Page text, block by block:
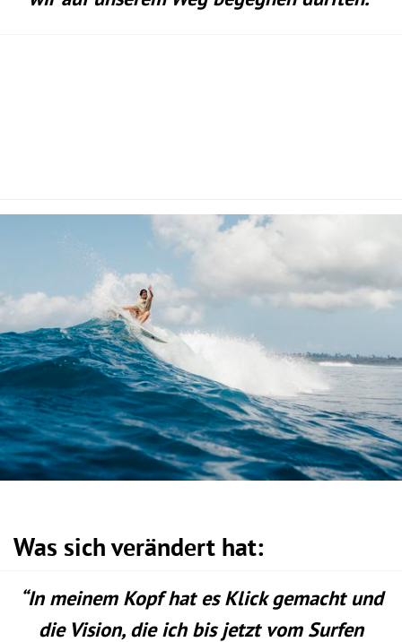
Was sich verändert hat:
“In meinem Kopf hat es Klick gemacht und
die Vision, die ich bis jetzt vom Surfen